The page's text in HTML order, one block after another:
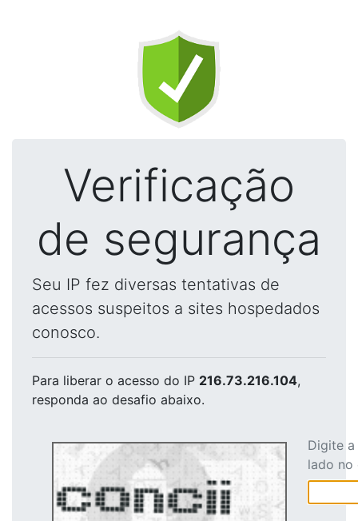
Verificação
de segurança
Seu IP fez diversas tentativas de
acessos suspeitos a sites hospedados
conosco.
Para liberar o acesso do IP 216.73.216.104,
responda ao desafio abaixo.
Digite
lado no